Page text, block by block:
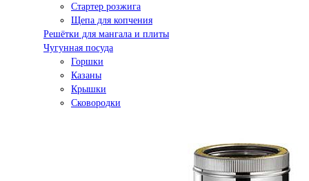
Стартер розжига
Щепа для копчения
Решётки для мангала и плиты
Чугунная посуда
Горшки
Казаны
Крышки
Сковородки